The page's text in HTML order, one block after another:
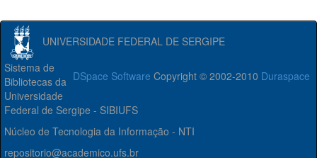
UNIVERSIDADE FEDERAL DE SERGIPE
DSpace Software Copyright © 2002-2010 Duraspace
Sistema de
Bibliotecas da
Universidade
Federal de Sergipe - SIBIUFS
Núcleo de Tecnologia da Informação - NTI
repositorio@academico.ufs.br